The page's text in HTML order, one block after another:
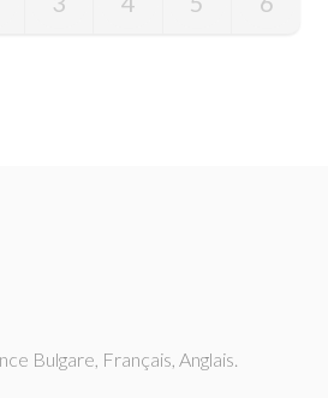
Bulgare, Français, Anglais.